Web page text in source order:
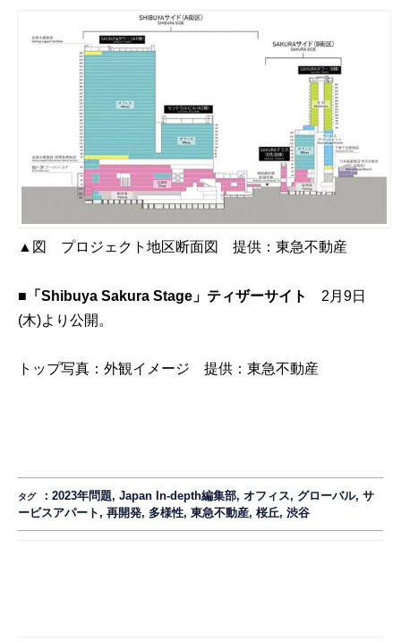
▲図 プロジェクト地区断面図 提供：東急不動産
■「Shibuya Sakura Stage」 ティザーサイト
2月9日
(木)より公開。
トップ写真：外観イメージ 提供：東急不動産
タグ ：2023年問題,Japan In-depth編集部,オフィス, グローバル,サ
ービスアパート ,再開発, 多様性,東急不動産,桜丘,渋谷